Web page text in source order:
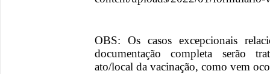
OBS: Os casos excepcionais
documentação completa serão
ato/local da vacinação, como vem